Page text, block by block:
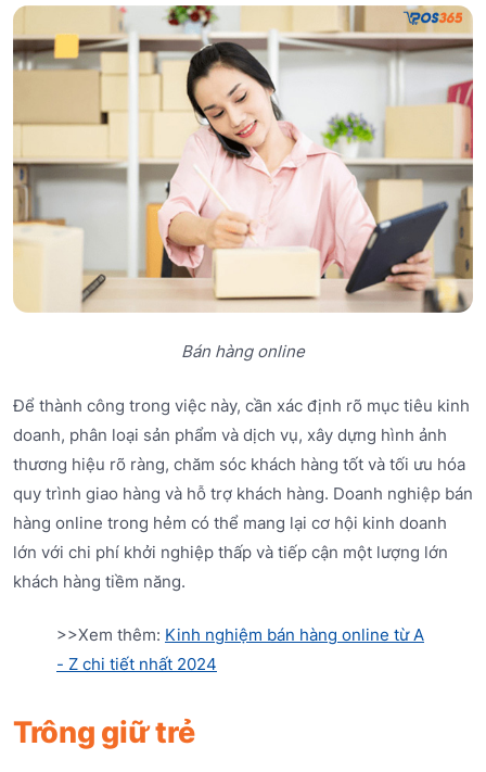
Bán hàng online
Để thành công trong việc này, cần xác định rõ mục tiêu kinh
doanh, phân loại sản phẩm và dịch vụ, xây dựng hình ảnh
thương hiệu rõ ràng, chăm sóc khách hàng tốt và tối ưu hóa
quy trình giao hàng và hỗ trợ khách hàng. Doanh nghiệp bán
hàng online trong hẻm có thể mang lại cơ hội kinh doanh
lớn với chi phí khởi nghiệp thấp và tiếp cận một lượng lớn
khách hàng tiềm năng.
>>Xem thêm: Kinh nghiệm bán hàng online từ A
- Z chi tiết nhất 2024
Trông giữ trẻ